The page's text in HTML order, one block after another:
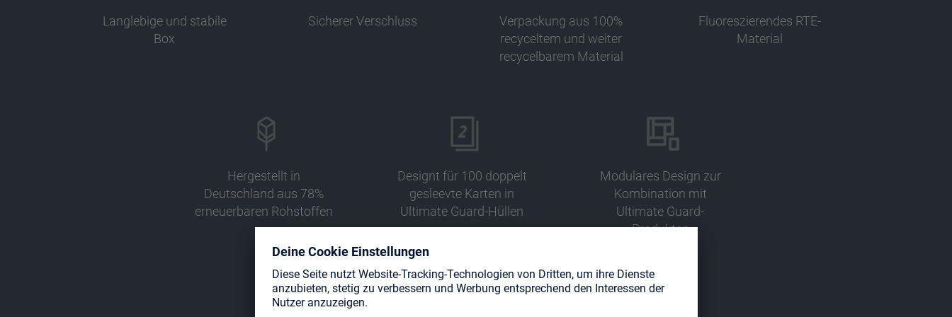
Langlebige und stabile
Box
Sicherer Verschluss
Verpackung aus 100%
recyceltem und weiter
recycelbarem Material
Fluoreszierendes RTE-
Material
Hergestellt in
Deutschland aus 78%
erneuerbaren Rohstoffen
Designt für 100 doppelt
gesleevte Karten in
Ultimate Guard-Hüllen
Modulares Design zur
Kombination mit
Ultimate Guard-
Produkten